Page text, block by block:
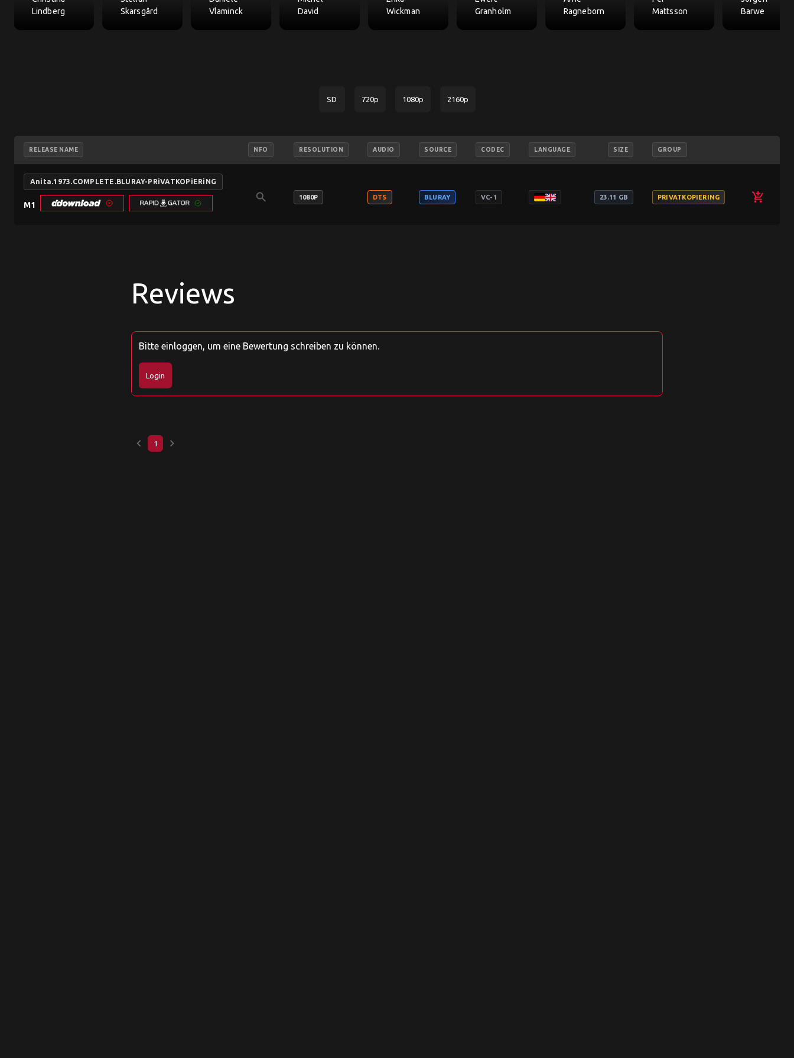
Lindberg
Skarsgård
Vlaminck
David
Wickman
Granholm
Ragneborn
Mattsson
Barwe
SD 720p 1080p 2160p
RELEASE NAME NFO RESOLUTION AUDIO SOURCE CODEC LANGUAGE SIZE GROUP
Anita.1973.COMPLETE.BLURAY-PRiVATKOPiERiNG
M1
search 1080P DTS BLURAY VC-1 23.11 GB PRIVATKOPIERING add_shopping_cart
Reviews
Bitte einloggen, um eine Bewertung schreiben zu können.
Login
keyboard_arrow_left 1 keyboard_arrow_right